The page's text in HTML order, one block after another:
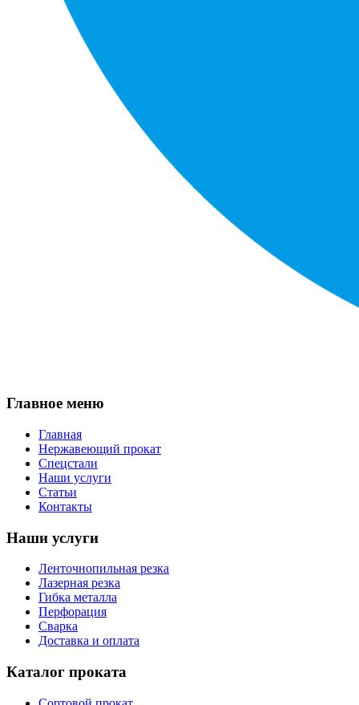
Главное меню
Главная
Нержавеющий прокат
Спецстали
Наши услуги
Статьи
Контакты
Наши услуги
Ленточнопильная резка
Лазерная резка
Гибка металла
Перфорация
Сварка
Доставка и оплата
Каталог проката